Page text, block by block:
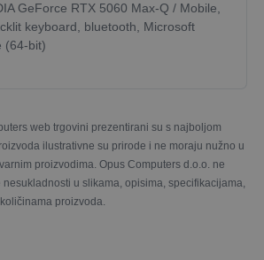
GeForce RTX 5060 Max-Q / Mobile,
keyboard, bluetooth, Microsoft
(64-bit)
web trgovini prezentirani su s najboljom
ilustrativne su prirode i ne moraju nužno u
proizvodima. Opus Computers d.o.o. ne
u slikama, opisima, specifikacijama,
proizvoda.